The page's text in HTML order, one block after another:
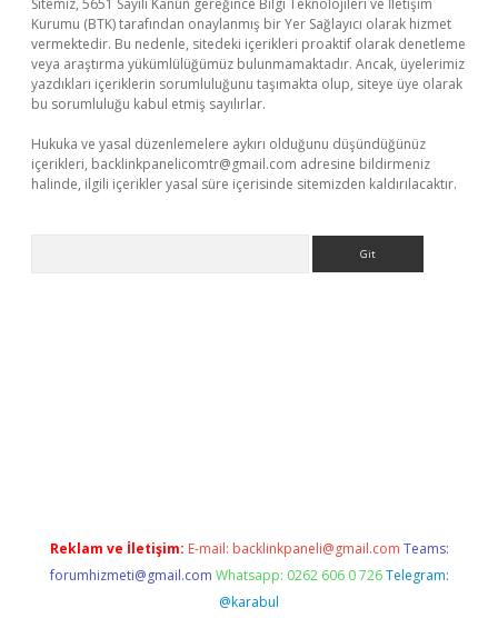
Sitemiz, 5651 Sayılı Kanun gereğince Bilgi Teknolojileri ve İletişim
Kurumu (BTK) tarafından onaylanmış bir Yer Sağlayıcı olarak hizmet
vermektedir. Bu nedenle, sitedeki içerikleri proaktif olarak denetleme
veya araştırma yükümlülüğümüz bulunmamaktadır. Ancak, üyelerimiz
yazdıkları içeriklerin sorumluluğunu taşımakta olup, siteye üye olarak
bu sorumluluğu kabul etmiş sayılırlar.
Hukuka ve yasal düzenlemelere aykırı olduğunu düşündüğünüz
içerikleri, backlinkpanelicomtr@gmail.com adresine bildirmeniz
halinde, ilgili içerikler yasal süre içerisinde sitemizden kaldırılacaktır.
Reklam ve İletişim: E-mail: backlinkpaneli@gmail.com Teams:
forumhizmeti@gmail.com Whatsapp: 0262 606 0 726 Telegram:
@karabul